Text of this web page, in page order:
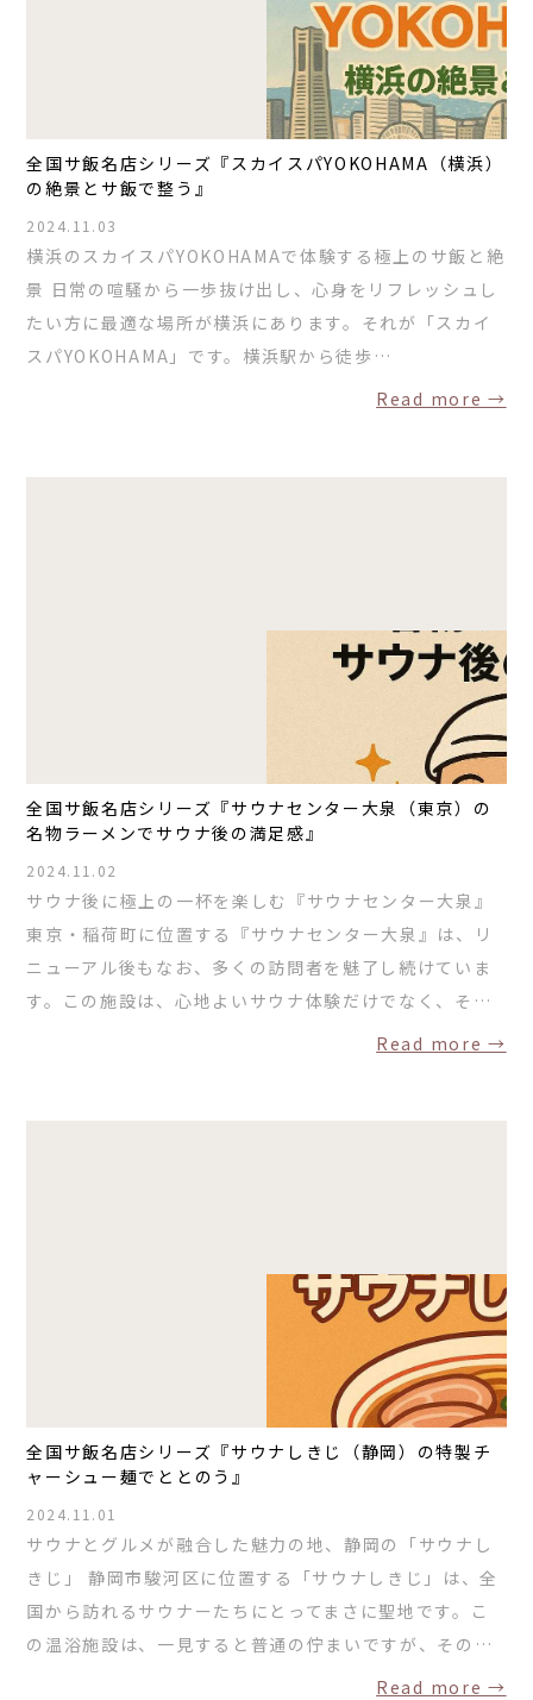
全国サ飯名店シリーズ『スカイスパYOKOHAMA（横浜）
の絶景とサ飯で整う』
2024.11.03
横浜のスカイスパYOKOHAMAで体験する極上のサ飯と絶
景 日常の喧騒から一歩抜け出し、心身をリフレッシュし
たい方に最適な場所が横浜にあります。それが「スカイ
スパYOKOHAMA」です。横浜駅から徒歩…
Read more →
全国サ飯名店シリーズ『サウナセンター大泉（東京）の
名物ラーメンでサウナ後の満足感』
2024.11.02
サウナ後に極上の一杯を楽しむ『サウナセンター大泉』
東京・稲荷町に位置する『サウナセンター大泉』は、リ
ニューアル後もなお、多くの訪問者を魅了し続けていま
す。この施設は、心地よいサウナ体験だけでなく、そ…
Read more →
全国サ飯名店シリーズ『サウナしきじ（静岡）の特製チ
ャーシュー麺でととのう』
2024.11.01
サウナとグルメが融合した魅力の地、静岡の「サウナし
きじ」 静岡市駿河区に位置する「サウナしきじ」は、全
国から訪れるサウナーたちにとってまさに聖地です。こ
の温浴施設は、一見すると普通の佇まいですが、その…
Read more →